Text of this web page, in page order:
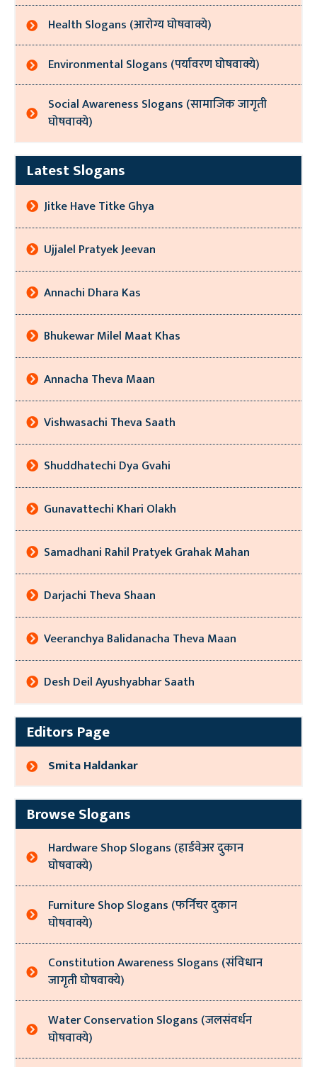
Health Slogans (आरोग्य घोषवाक्ये)
Environmental Slogans (पर्यावरण घोषवाक्ये)
Social Awareness Slogans (सामाजिक जागृती
घोषवाक्ये)
Latest Slogans
Jitke Have Titke Ghya
Ujjalel Pratyek Jeevan
Annachi Dhara Kas
Bhukewar Milel Maat Khas
Annacha Theva Maan
Vishwasachi Theva Saath
Shuddhatechi Dya Gvahi
Gunavattechi Khari Olakh
Samadhani Rahil Pratyek Grahak Mahan
Darjachi Theva Shaan
Veeranchya Balidanacha Theva Maan
Desh Deil Ayushyabhar Saath
Editors Page
Smita Haldankar
Browse Slogans
Hardware Shop Slogans (हार्डवेअर दुकान
घोषवाक्ये)
Furniture Shop Slogans (फर्निचर दुकान
घोषवाक्ये)
Constitution Awareness Slogans (संविधान
जागृती घोषवाक्ये)
Water Conservation Slogans (जलसंवर्धन
घोषवाक्ये)